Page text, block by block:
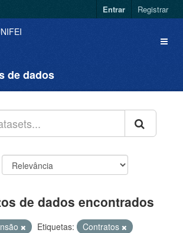
Entrar Registrar
de dados
de dados encontrados
Etiquetas:
Contratos